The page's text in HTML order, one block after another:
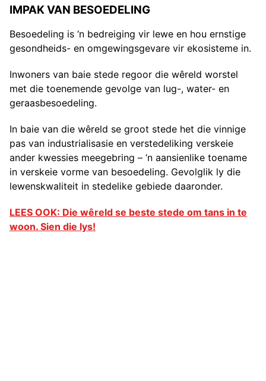
IMPAK VAN BESOEDELING
Besoedeling is ‘n bedreiging vir lewe en hou ernstige
gesondheids- en omgewingsgevare vir ekosisteme in.
Inwoners van baie stede regoor die wêreld worstel
met die toenemende gevolge van lug-, water- en
geraasbesoedeling.
In baie van die wêreld se groot stede het die vinnige
pas van industrialisasie en verstedeliking verskeie
ander kwessies meegebring – ‘n aansienlike toename
in verskeie vorme van besoedeling. Gevolglik ly die
lewenskwaliteit in stedelike gebiede daaronder.
LEES OOK: Die wêreld se beste stede om tans in te
woon. Sien die lys!